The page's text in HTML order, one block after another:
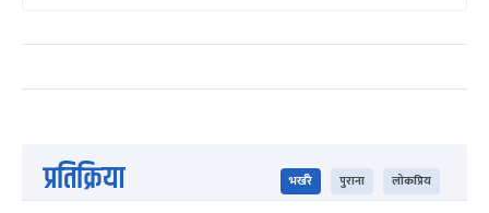
प्रतिक्रिया भर्खरै पुराना लोकप्रिय